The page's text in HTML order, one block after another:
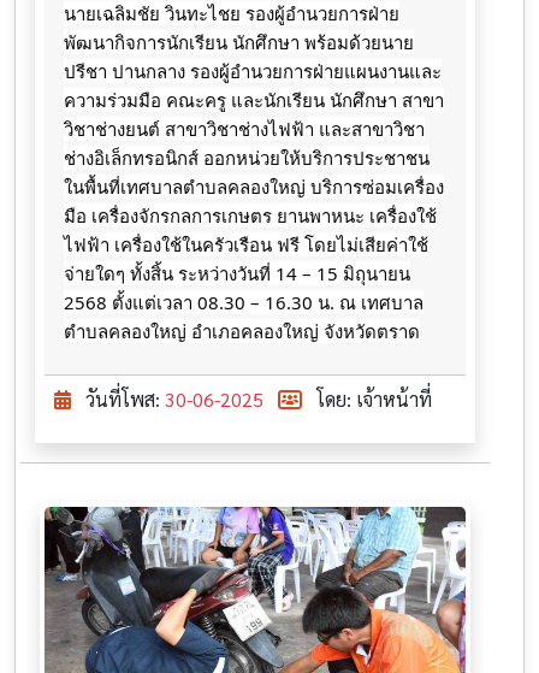
นายเฉลิม​ชัย​ วิน​ทะ​ไชย​ รอง​ผู้​อำนวยการ​ฝ่าย​
พัฒนา​กิจการ​นักเรียน​ นักศึกษา​ พร้อมด้วย​นาย
ปรีชา​ ปานกลาง​ รอง​ผู้​อำนวยการ​ฝ่าย​แผนงาน​และ​
ความ​ร่วมมือ​ คณะครู และนักเรียน นักศึกษา สาขา
วิชาช่างยนต์ สาขาวิชาช่างไฟฟ้า และสาขาวิชา
ช่างอิเล็กทรอนิกส์ ออกหน่วยให้บริการประชาชน
ในพื้นที่​เทศบาล​ตำบล​คลอง​ใหญ่​ บริการซ่อมเครื่อง
มือ เครื่องจักรกลการเกษตร ยานพาหนะ เครื่องใช้
ไฟฟ้า เครื่องใช้ในครัวเรือน ฟรี โดยไม่เสียค่าใช้
จ่ายใดๆ ทั้งสิ้น ระหว่างวันที่ 14 – 15 มิถุนายน​
2568 ตั้งแต่เวลา 08.30 – 16.30 น. ณ​ เทศบาล
ตำบล​คลอง​ใหญ่​ อำเภอ​คลองใหญ่​ จังหวัดตราด
วันที่โพส: 30-06-2025 โดย: เจ้าหน้าที่